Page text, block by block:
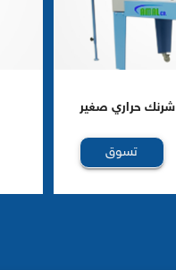
شرنك حراري صغير
تسوق